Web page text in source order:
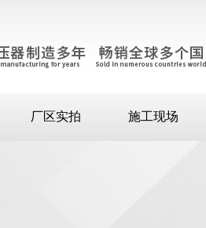
厂区实拍 施工现场